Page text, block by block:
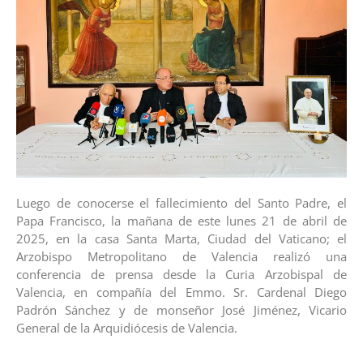
Luego de conocerse el fallecimiento del Santo Padre, el
Papa Francisco, la mañana de este lunes 21 de abril de
2025, en la casa Santa Marta, Ciudad del Vaticano; el
Arzobispo Metropolitano de Valencia realizó una
conferencia de prensa desde la Curia Arzobispal de
Valencia, en compañía del Emmo. Sr. Cardenal Diego
Padrón Sánchez y de monseñor José Jiménez, Vicario
General de la Arquidiócesis de Valencia.